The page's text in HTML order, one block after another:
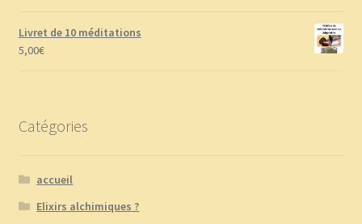
Livret de 10 méditations
5,00€
Catégories
accueil
Elixirs alchimiques ?